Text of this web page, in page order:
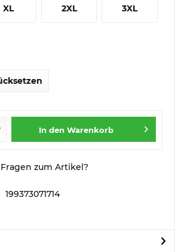
XL 2XL 3XL
In den Warenkorb
Fragen zum Artikel?
199373071714